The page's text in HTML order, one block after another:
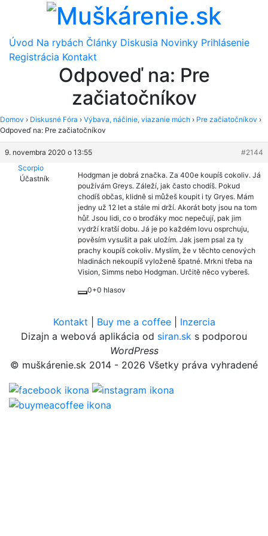
Úvod Na rybách Články Diskusia Novinky Prihlásenie
Registrácia Kontakt
Odpoveď na: Pre
začiatočníkov
Domov › Diskusné Fóra › Výbava, náčinie, viazanie múch › Pre začiatočníkov ›
Odpoveď na: Pre začiatočníkov
9. novembra 2020 o 13:55
#2144
Scorpio
Účastník
Hodgman je dobrá značka. Za 400e koupíš cokoliv. Já
používám Greys. Záleží, jak často chodíš. Pokud
chodíš občas, klidně si můžeš koupit i ty Gryes. Mám
jedny už 12 let a stále mi drží. Akorát boty jsou na tom
hůř. Jsou lidi, co o broďáky moc nepečují, pak jim
vydrží kratší dobu. Já je po každém lovu osprchuju,
pověsím vysušit a pak uložím. Jak jsem psal za ty
prachy koupíš cokoliv. Myslím, že v těchto cenových
hladinách nekoupíš vyloženě špatné. Mrkni třeba na
Vision, Simms nebo Hodgman. Určitě něco vybereš.
0+0 hlasov
Kontakt Buy me a coffee| Inzercia
Dizajn a webová aplikácia od siran.sk s podporou
WordPress
© muškárenie.sk 2014 - 2026 Všetky práva vyhradené